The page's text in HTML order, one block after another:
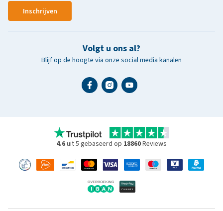
Inschrijven
Volgt u ons al?
Blijf op de hoogte via onze social media kanalen
4.6uit 5 gebaseerd op 18860Reviews